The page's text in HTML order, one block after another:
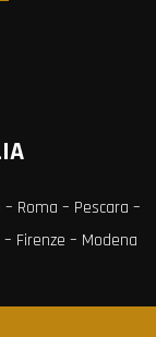
– Roma – Pescara –
– Firenze – Modena